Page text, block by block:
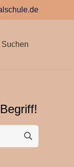
Suchen